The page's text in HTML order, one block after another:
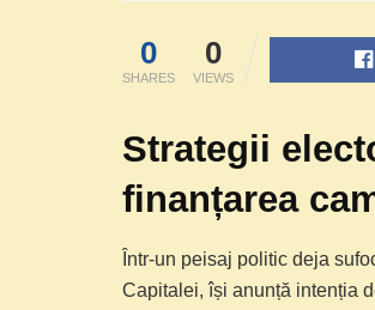
0
SHARES
0
VIEWS
Strategii
finanțarea
Într-un peisaj politic deja
Capitalei, își anunță intenția